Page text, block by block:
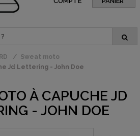
Sweat moto
Jd Lettering - John Doe
À CAPUCHE JD
- JOHN DOE